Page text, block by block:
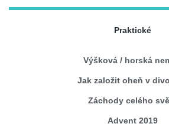
Praktické
Výšková / horská
Jak založit oheň v
Záchody celého
Advent 2019